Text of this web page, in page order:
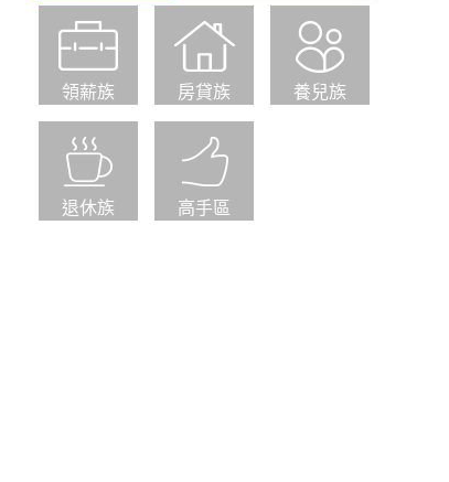
領薪族 房貸族 養兒族
退休族 高手區